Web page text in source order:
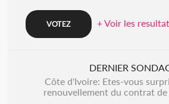
+ Voir les
DERNIER
Côte d'Ivoire: Etes-vous
renouvellement du contrat de